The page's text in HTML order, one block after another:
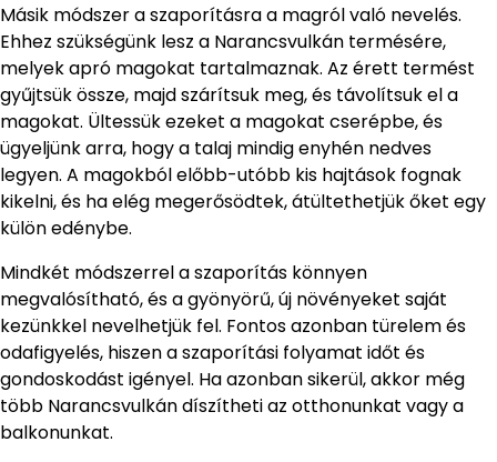
Másik módszer a szaporításra a magról való nevelés.
Ehhez szükségünk lesz a Narancsvulkán termésére,
melyek apró magokat tartalmaznak. Az érett termést
gyűjtsük össze, majd szárítsuk meg, és távolítsuk el a
magokat. Ültessük ezeket a magokat cserépbe, és
ügyeljünk arra, hogy a talaj mindig enyhén nedves
legyen. A magokból előbb-utóbb kis hajtások fognak
kikelni, és ha elég megerősödtek, átültethetjük őket egy
külön edénybe.
Mindkét módszerrel a szaporítás könnyen
megvalósítható, és a gyönyörű, új növényeket saját
kezünkkel nevelhetjük fel. Fontos azonban türelem és
odafigyelés, hiszen a szaporítási folyamat időt és
gondoskodást igényel. Ha azonban sikerül, akkor még
több Narancsvulkán díszítheti az otthonunkat vagy a
balkonunkat.